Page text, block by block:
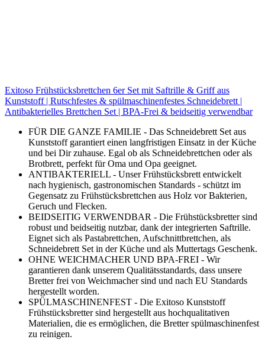
Exitoso Frühstücksbrettchen 6er Set mit Saftrille & Griff aus
Kunststoff | Rutschfestes & spülmaschinenfestes Schneidebrett |
Antibakterielles Brettchen Set | BPA-Frei & beidseitig verwendbar
FÜR DIE GANZE FAMILIE - Das Schneidebrett Set aus
Kunststoff garantiert einen langfristigen Einsatz in der Küche
und bei Dir zuhause. Egal ob als Schneidebrettchen oder als
Brotbrett, perfekt für Oma und Opa geeignet.
ANTIBAKTERIELL - Unser Frühstücksbrett entwickelt
nach hygienisch, gastronomischen Standards - schützt im
Gegensatz zu Frühstücksbrettchen aus Holz vor Bakterien,
Geruch und Flecken.
BEIDSEITIG VERWENDBAR - Die Frühstücksbretter sind
robust und beidseitig nutzbar, dank der integrierten Saftrille.
Eignet sich als Pastabrettchen, Aufschnittbrettchen, als
Schneidebrett Set in der Küche und als Muttertags Geschenk.
OHNE WEICHMACHER UND BPA-FREI - Wir
garantieren dank unserem Qualitätsstandards, dass unsere
Bretter frei von Weichmacher sind und nach EU Standards
hergestellt worden.
SPÜLMASCHINENFEST - Die Exitoso Kunststoff
Frühstücksbretter sind hergestellt aus hochqualitativen
Materialien, die es ermöglichen, die Bretter spülmaschinenfest
zu reinigen.